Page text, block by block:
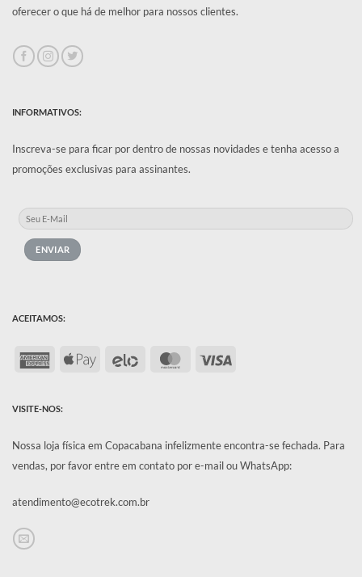
oferecer o que há de melhor para nossos clientes.
VISITE-NOS:
Nossa loja física em Copacabana infelizmente encontra-se fechada. Para
vendas, por favor entre em contato por e-mail ou WhatsApp:
atendimento@ecotrek.com.br
INFORMATIVOS:
Inscreva-se para ficar por dentro de nossas novidades e tenha acesso a
promoções exclusivas para assinantes.
ACEITAMOS:
AmericanApple
MasterCard